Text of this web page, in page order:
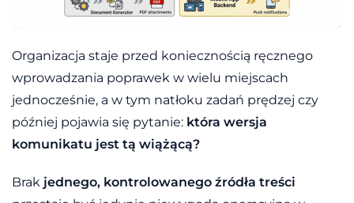
Organizacja staje przed koniecznością ręcznego
wprowadzania poprawek w wielu miejscach
jednocześnie, a w tym natłoku zadań prędzej czy
później pojawia się pytanie: która wersja
komunikatu jest tą wiążącą?
Brak jednego, kontrolowanego źródła treści